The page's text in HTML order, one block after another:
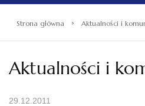
Strona główna › Aktualności i
Aktualności i
29.12.2011